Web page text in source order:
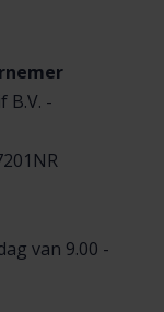
B.V. -
van 9.00 -